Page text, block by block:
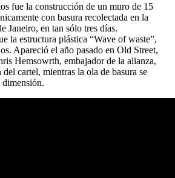
fue la construcción de un muro de 15
con basura recolectada en la
Janeiro, en tan sólo tres días.
la estructura plástica “Wave of waste”,
Apareció el año pasado en Old Street,
Hemsowrth, embajador de la alianza,
cartel, mientras la ola de basura se
dimensión.